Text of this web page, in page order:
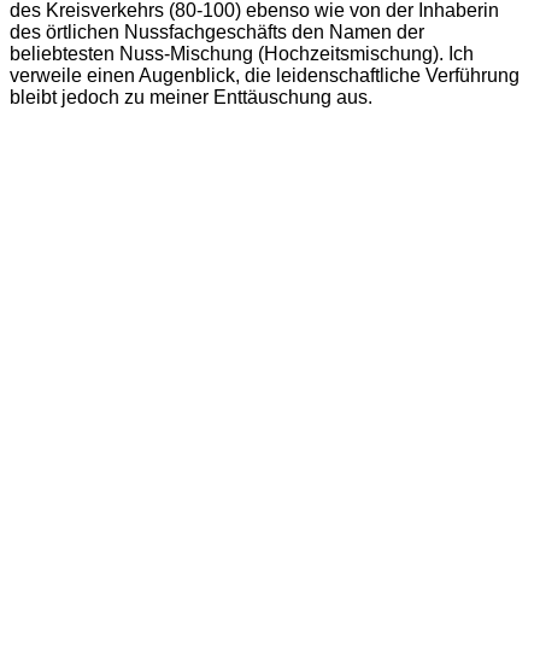
des Kreisverkehrs (80-100) ebenso wie von der Inhaberin
des örtlichen Nussfachgeschäfts den Namen der
beliebtesten Nuss-Mischung (Hochzeitsmischung). Ich
verweile einen Augenblick, die leidenschaftliche Verführung
bleibt jedoch zu meiner Enttäuschung aus.